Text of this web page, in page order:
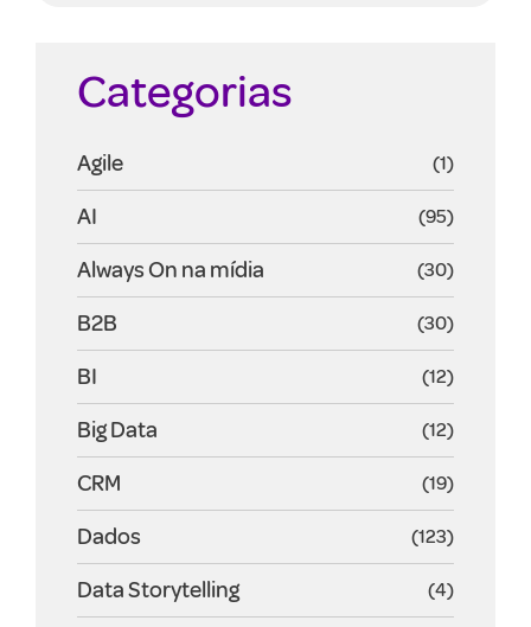
Categorias
Agile (1)
AI (95)
Always On na mídia (30)
B2B (30)
BI (12)
Big Data (12)
CRM (19)
Dados (123)
Data Storytelling (4)